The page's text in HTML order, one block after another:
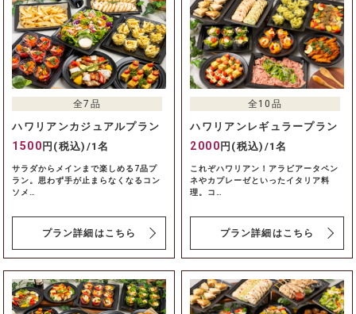
全7品
ハワリアンカジュアルプラン
1500 円(税込)/1名
サラダからメインまで楽しめる7品プ
ラン。思わず手が止まらなくなるコン
ソメ…
プラン詳細はこちら
全10品
ハワリアンレギュラープラン
2000 円(税込)/1名
これぞハワリアン！アラビアータペン
ネやカプレーゼといったイタリア料
理。コ…
プラン詳細はこちら